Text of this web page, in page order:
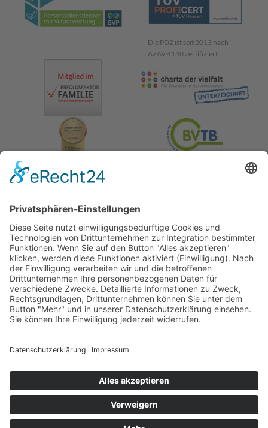
Die PDZ ist seit 2013 nach
AZAV 4140 zertifiziert.
Landgraf-Philipps-Anlage 66
info@pdz.de
Webwww.pdz.de